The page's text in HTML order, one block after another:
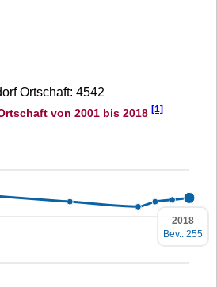
Ortschaft: 4542
von 2001 bis 2018 [1]
2018
Bev.: 255